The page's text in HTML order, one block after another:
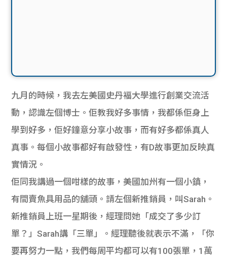
九月的時候，我去左美國史丹褔大學進行創業交流活
動，認識左個博士。佢教我好多事情，我都係佢身上
學到好多，佢好鐘意分享小故事，而有好多都係真人
真事。每個小故事都好有啟發性，有D故事更加反映真
實情況。
佢同我講過一個咁樣的故事，美國加州有一個小鎮，
有間賣魚具用品的舖頭。請左個新推銷員，叫Sarah。
新推銷員上班一星期後，經理問她「成交了多少訂
單？」Sarah講「三單」。經理聽後就表示不滿，「你
要再努力一點，我們每周平均都可以有100張單，1萬